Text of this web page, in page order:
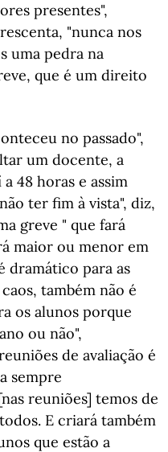
presentes",
"nunca nos
uma pedra na
que é um direito
no passado",
um docente, a
48 horas e assim
ter fim à vista", diz,
greve " que fará
maior ou menor em
dramático para as
também não é
os alunos porque
ou não",
de avaliação é
sempre
reuniões] temos de
E criará também
que estão a